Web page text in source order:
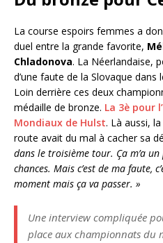
La course espoirs femmes a
duel entre la grande favorite,
Chladonova. La Néerlandaise,
d’une faute de la Slovaque dans
Loin derrière ces deux
médaille de bronze. La 3è pour
Mondiaux de Hulst. Là aussi,
route avait du mal à cacher sa
dans le troisième tour. Ça m’a
chances. Mais c’est de ma faute,
moment mais ça va passer. »
Une interview compliquée
place aux championnats du